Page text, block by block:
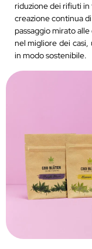
riduzione dei rifiuti
creazione continua
passaggio mirato
nel migliore dei casi,
in modo sostenibile.